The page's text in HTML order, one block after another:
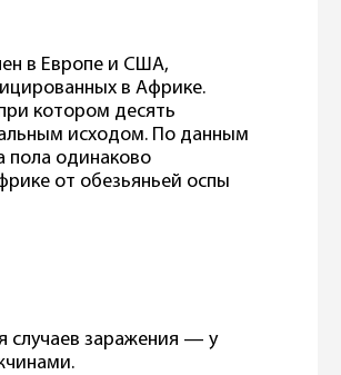
в Европе и США,
в Африке.
котором десять
исходом. По данным
пола одинаково
от обезьяньей оспы
случаев заражения — у